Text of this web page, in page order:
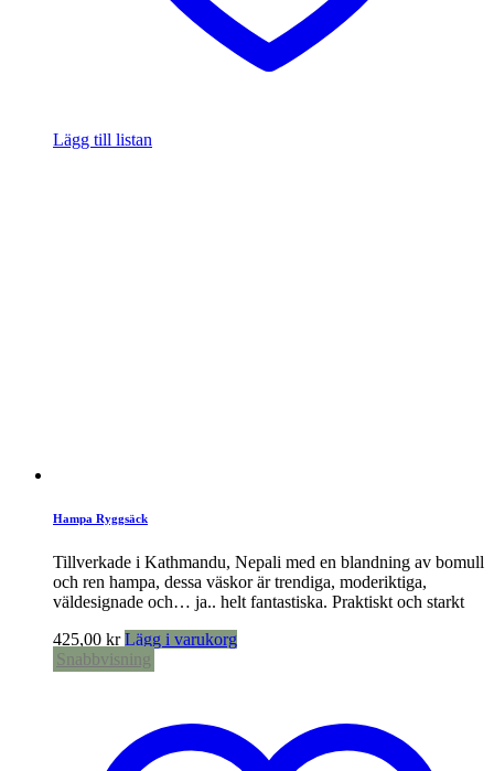
Lägg till listan
Hampa Ryggsäck
Tillverkade i Kathmandu, Nepali med en blandning av bomull
och ren hampa, dessa väskor är trendiga, moderiktiga,
väldesignade och… ja.. helt fantastiska. Praktiskt och starkt
425,00 kr Lägg i varukorg
Snabbvisning